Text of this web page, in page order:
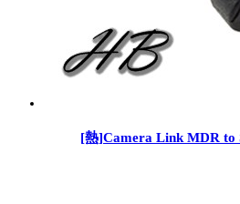
[熱]Camera Link MDR to